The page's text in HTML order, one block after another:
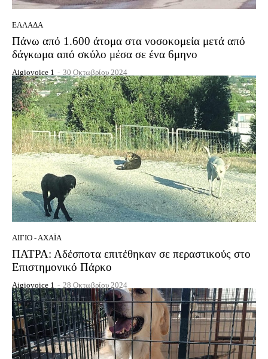
ΕΛΛΆΔΑ
Πάνω από 1.600 άτομα στα νοσοκομεία μετά από
δάγκωμα από σκύλο μέσα σε ένα 6μηνο
Aigiovoice 1 - 30 Οκτωβρίου 2024
ΑΊΓΙΟ - ΑΧΑΪ́Α
ΠΑΤΡΑ: Αδέσποτα επιτέθηκαν σε περαστικούς στο
Επιστημονικό Πάρκο
Aigiovoice 1 - 28 Οκτωβρίου 2024